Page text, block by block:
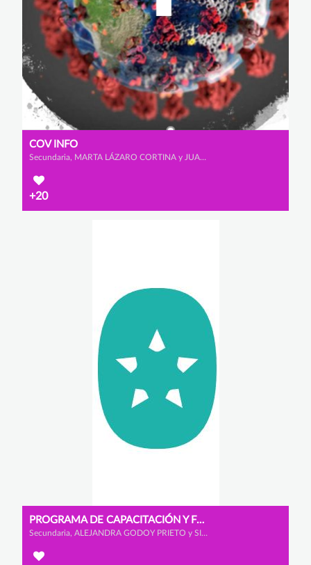
COV INFO
Secundaria, MARTA LÁZARO CORTINA y JUAN JOSÉ ZAMORA GONZÁLEZ
+20
PROGRAMA DE CAPACITACIÓN Y FORMACIÓN
Secundaria, ALEJANDRA GODOY PRIETO y SILVIA RELAÑO RECIO